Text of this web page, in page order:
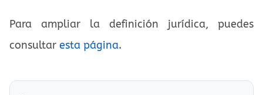
Para ampliar la definición jurídica, puedes
consultar esta página.